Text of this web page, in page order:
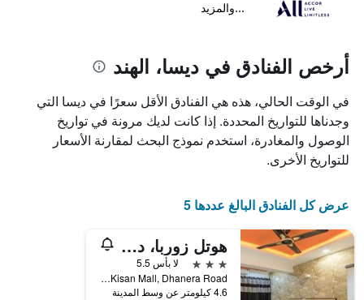
...والمزيد
أرخص الفنادق في ديسا، الهند
في الوقت الحالي، هذه هي الفنادق الأقل سعرًا في ديسا التي
وجدناها للتواريخ المحددة. إذا كانت لديك مرونة في تواريخ
الوصول والمغادرة، استخدم نموذج البحث لمقارنة الأسعار
للتواريخ الأخرى.
عرض كل الفنادق البالغ عددها 5
هوتل زوربا، ديسا
3 نجوم
لا بأس 5.5
Kisan Mall, Dhanera Road, ديسا, الهند
4.6 كيلومتر عن وسط المدينة